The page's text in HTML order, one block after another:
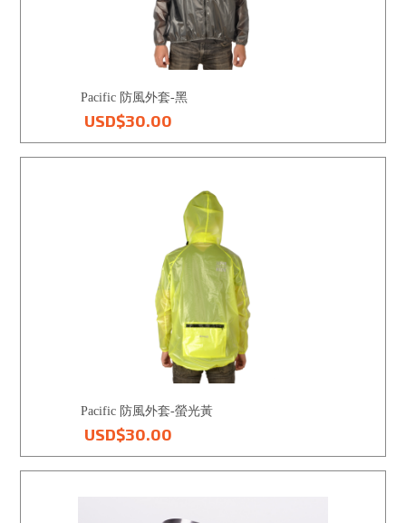
Pacific 防風外套-黑
USD$30.00
Pacific 防風外套-螢光黃
USD$30.00